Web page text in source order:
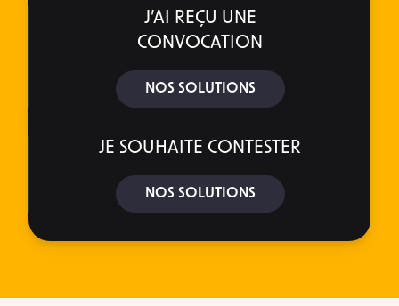
J’AI REÇU UNE
CONVOCATION
NOS SOLUTIONS
JE SOUHAITE CONTESTER
NOS SOLUTIONS